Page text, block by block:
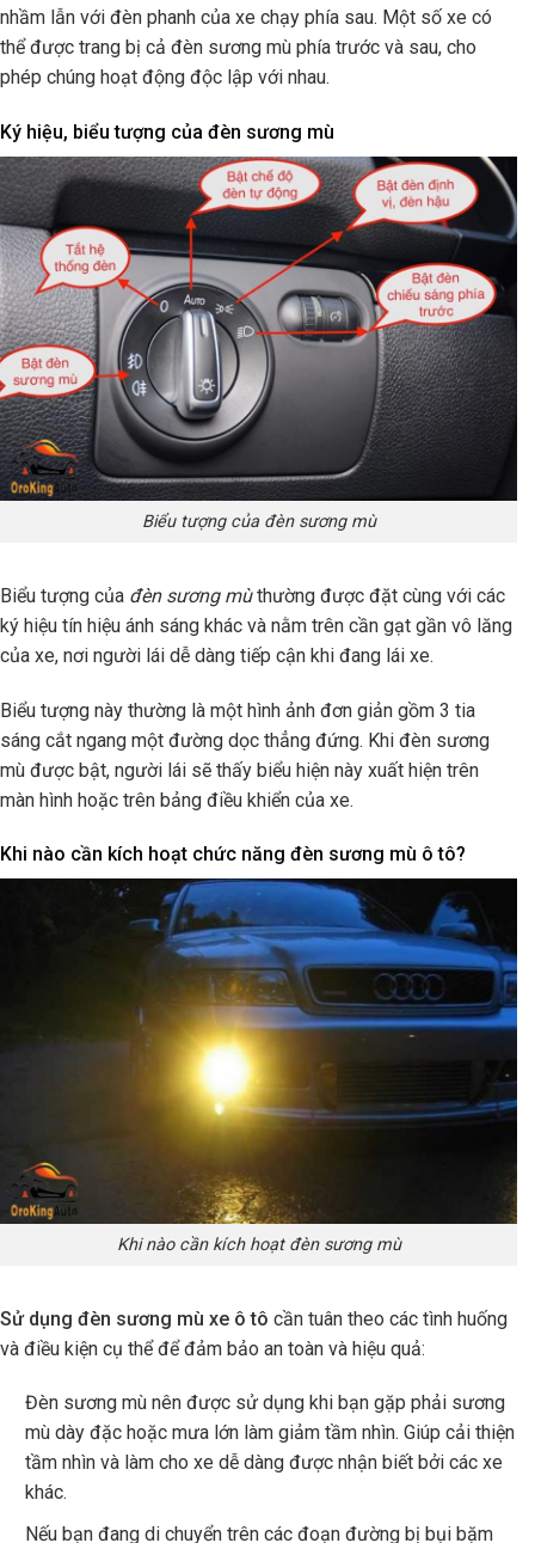
nhầm lẫn với đèn phanh của xe chạy phía sau. Một số xe có
thể được trang bị cả đèn sương mù phía trước và sau, cho
phép chúng hoạt động độc lập với nhau.
Ký hiệu, biểu tượng của đèn sương mù
Biểu tượng của đèn sương mù
Biểu tượng của đèn sương mùthường được đặt cùng với các
ký hiệu tín hiệu ánh sáng khác và nằm trên cần gạt gần vô lăng
của xe, nơi người lái dễ dàng tiếp cận khi đang lái xe.
Biểu tượng này thường là một hình ảnh đơn giản gồm 3 tia
sáng cắt ngang một đường dọc thẳng đứng. Khi đèn sương
mù được bật, người lái sẽ thấy biểu hiện này xuất hiện trên
màn hình hoặc trên bảng điều khiển của xe.
Khi nào cần kích hoạt chức năng đèn sương mù ô tô?
Khi nào cần kích hoạt đèn sương mù
Sử dụng đèn sương mù xe ô tô cần tuân theo các tình huống
và điều kiện cụ thể để đảm bảo an toàn và hiệu quả:
Đèn sương mù nên được sử dụng khi bạn gặp phải sương
mù dày đặc hoặc mưa lớn làm giảm tầm nhìn. Giúp cải thiện
tầm nhìn và làm cho xe dễ dàng được nhận biết bởi các xe
khác.
Nếu bạn đang di chuyển trên các đoạn đường bị bụi bặm